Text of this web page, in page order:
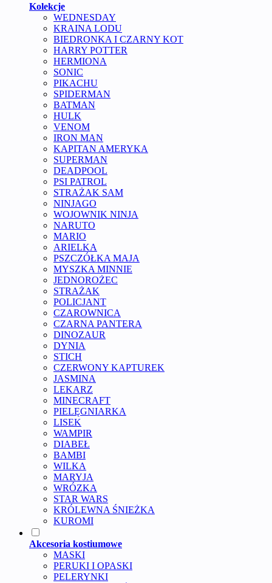
Kolekcje
WEDNESDAY
KRAINA LODU
BIEDRONKA I CZARNY KOT
HARRY POTTER
HERMIONA
SONIC
PIKACHU
SPIDERMAN
BATMAN
HULK
VENOM
IRON MAN
KAPITAN AMERYKA
SUPERMAN
DEADPOOL
PSI PATROL
STRAŻAK SAM
NINJAGO
WOJOWNIK NINJA
NARUTO
MARIO
ARIELKA
PSZCZÓŁKA MAJA
MYSZKA MINNIE
JEDNOROŻEC
STRAŻAK
POLICJANT
CZAROWNICA
CZARNA PANTERA
DINOZAUR
DYNIA
STICH
CZERWONY KAPTUREK
JASMINA
LEKARZ
MINECRAFT
PIELĘGNIARKA
LISEK
WAMPIR
DIABEŁ
BAMBI
WILKA
MARYJA
WRÓZKA
STAR WARS
KRÓLEWNA ŚNIEŻKA
KUROMI
Akcesoria kostiumowe
MASKI
PERUKI I OPASKI
PELERYNKI